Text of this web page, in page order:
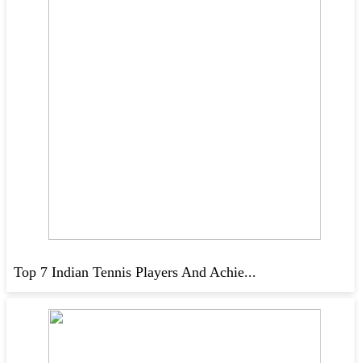
Top 7 Indian Tennis Players And Achie...